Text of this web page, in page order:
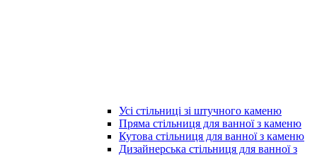
Усі стільниці зі штучного каменю
Пряма стільниця для ванної з каменю
Кутова стільниця для ванної з каменю
Дизайнерська стільниця для ванної з